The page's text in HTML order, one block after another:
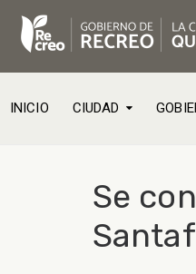
INICIO CIUDAD
Se